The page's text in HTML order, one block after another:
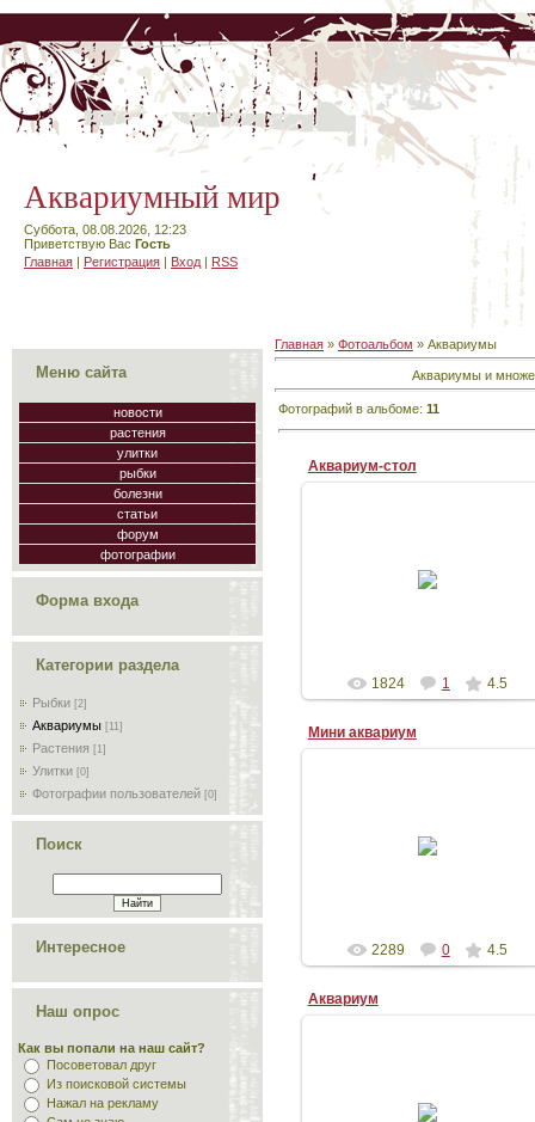
Аквариумный мир
Суббота, 08.08.2026, 12:23
Приветствую Вас Гость
Главная | Регистрация | Вход | RSS
Меню сайта
новости
растения
улитки
рыбки
болезни
статьи
форум
фотографии
Форма входа
Категории раздела
Рыбки [2]
Аквариумы [11]
Растения [1]
Улитки [0]
Фотографии пользователей [0]
Поиск
Интересное
Наш опрос
Как вы попали на наш сайт?
Посоветовал друг
Из поисковой системы
Нажал на рекламу
Главная » Фотоальбом » Аквариумы
Аквариумы и
Фотографий в альбоме: 11
Аквариум-cтол
Примерная стоимость 500-600$
1824 1 4.5
Мини аквариум
2289 0 4.5
Аквариум